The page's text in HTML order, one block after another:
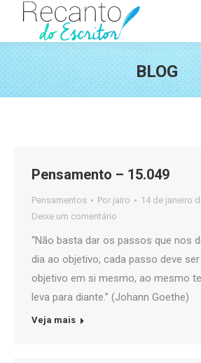
BLOG
Pensamento – 15.049
Pensamentos Por jairo
14 de janeiro
Deixe um comentário
“Não basta dar os passos que nos
dia ao objetivo, cada passo deve
objetivo em si mesmo, ao mesmo
leva para diante.” (Johann Goethe)
Veja mais